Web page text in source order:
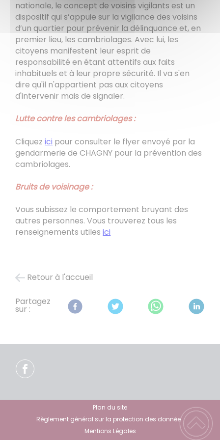
nationale, le concept de voisins vigilants est un
dispositif qui s’appuie sur la vigilance des voisins
d’un quartier pour prévenir la délinquance et, en
premier lieu, les cambriolages. Avec lui, les
citoyens manifestent leur esprit de
responsabilité en étant attentifs aux faits
inhabituels et à leur propre sécurité. Il va s'en
dire qu'il n'appartient pas aux citoyens
d'intervenir mais de signaler.
Lutte contre les cambriolages :
Cliquezici pour consulter le flyer envoyé par la
gendarmerie de CHAGNY pour la prévention des
cambriolages.
Bruits de voisinage :
Vous subissez le comportement bruyant des
autres personnes. Vous trouverez tous les
renseignements utilesici
Retour à l'accueil
Partagez
sur :
Plan du site
Règlement général sur la protection des données
Mentions Légales